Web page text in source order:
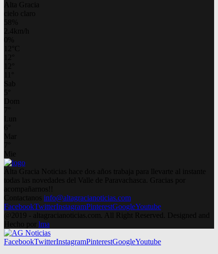
Alta Gracia
cielo claro
58%
2.4km/h
0%
12 C
12
12
11
Sab
5
Dom
7
Lun
6
Mar
7
Mie
Alta Gracia Noticias hace dos años trabaja para llevarte al instante
todas las novedades del Valle de Paravachasca. Gracias por
acompañarnos!!
Contactanos info@altagracianoticias.com
FacebookTwitterInstagramPinterestGoogleYoutube
@2019 - altagracianoticias.com. All Right Reserved. Designed and
Hecho por lma
FacebookTwitterInstagramPinterestGoogleYoutube